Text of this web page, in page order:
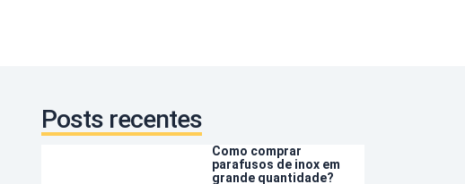
Posts recentes
Como comprar
parafusos de inox em
grande quantidade?